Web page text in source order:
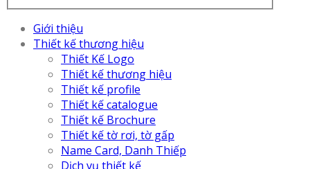
Giới thiệu
Thiết kế thương hiệu
Thiết Kế Logo
Thiết kế thương hiệu
Thiết kế profile
Thiết kế catalogue
Thiết kế Brochure
Thiết kế tờ rơi, tờ gấp
Name Card, Danh Thiếp
Dịch vụ thiết kế